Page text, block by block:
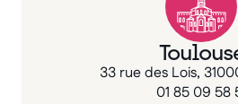
33 rue des Lois,
01 85 09 58